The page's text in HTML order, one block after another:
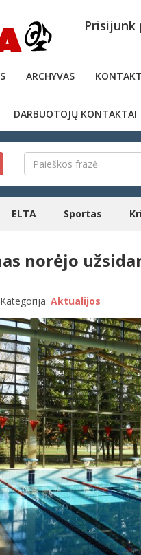
Prisijunk
ARCHYVAS
DARBUOTOJŲ KONTAKTAI
ELTA Sportas
norėjo
Kategorija: Aktualijos